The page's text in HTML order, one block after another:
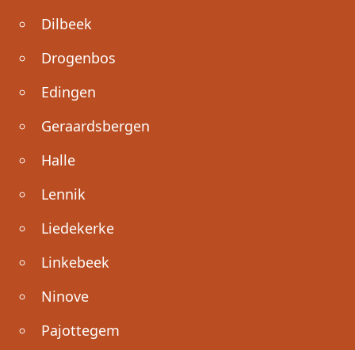
Dilbeek
Drogenbos
Edingen
Geraardsbergen
Halle
Lennik
Liedekerke
Linkebeek
Ninove
Pajottegem